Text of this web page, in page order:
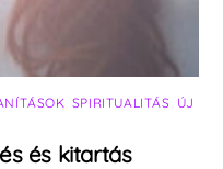
SPIRITUALITÁS ÚJ
és kitartás